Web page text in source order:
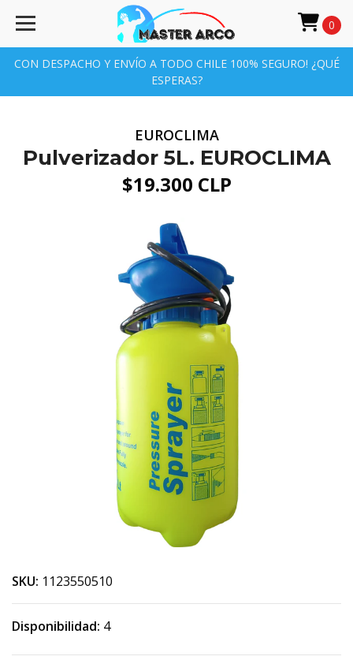
CON DESPACHO Y ENVÍO A TODO CHILE 100% SEGURO! ¿QUÉ
ESPERAS?
0
EUROCLIMA
Pulverizador 5L. EUROCLIMA
$19.300 CLP
SKU: 1123550510
Disponibilidad: 4